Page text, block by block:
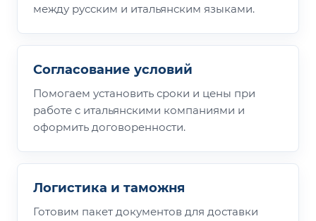
между русским и итальянским языками.
Согласование условий
Помогаем установить сроки и цены при
работе с итальянскими компаниями и
оформить договоренности.
Логистика и таможня
Готовим пакет документов для доставки